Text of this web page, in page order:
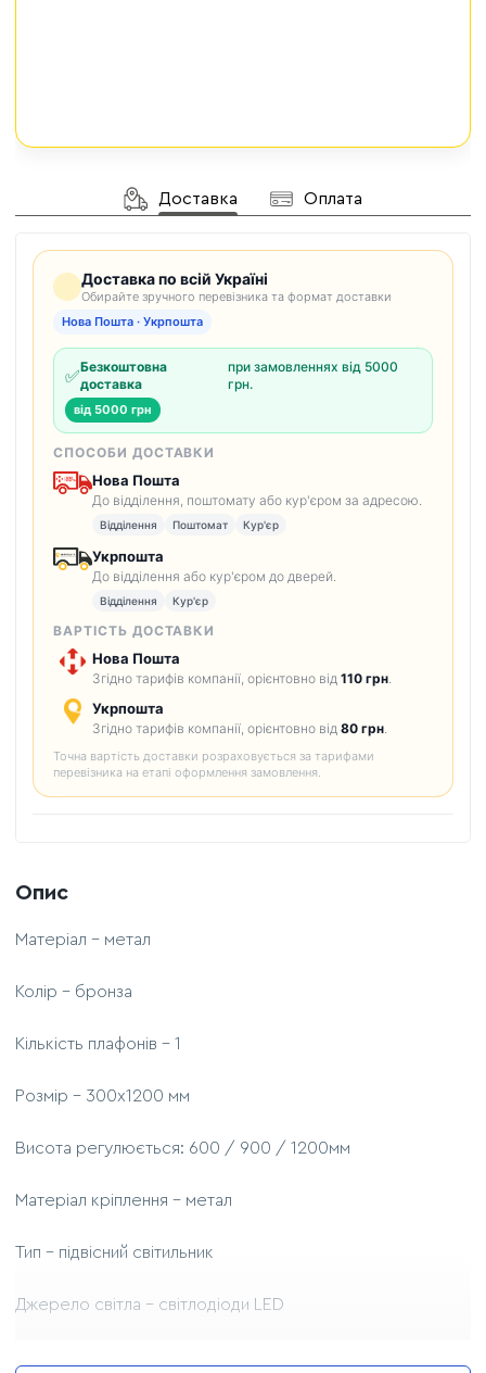
Доставка Оплата
Доставка по всій Україні
Обирайте зручного перевізника та формат доставки
Нова Пошта · Укрпошта
✅Безкоштовна
доставка
при замовленнях від 5000
грн.
від 5000 грн
СПОСОБИ ДОСТАВКИ
Нова Пошта
До відділення, поштомату або кур'єром за адресою.
Відділення Поштомат Кур'єр
Укрпошта
До відділення або кур'єром до дверей.
Відділення Кур'єр
ВАРТІСТЬ ДОСТАВКИ
Нова Пошта
Згідно тарифів компанії, орієнтовно від 110 грн
Укрпошта
Згідно тарифів компанії, орієнтовно від 80 грн
Точна вартість доставки розраховується за тарифами
перевізника на етапі оформлення замовлення.
Опис
Матеріал - метал
Колір - бронза
Кількість плафонів - 1
Розмір - 300х1200 мм
Висота регулюється: 600 / 900 / 1200мм
Матеріал кріплення - метал
Тип - підвісний світильник
Джерело світла - світлодіоди LED